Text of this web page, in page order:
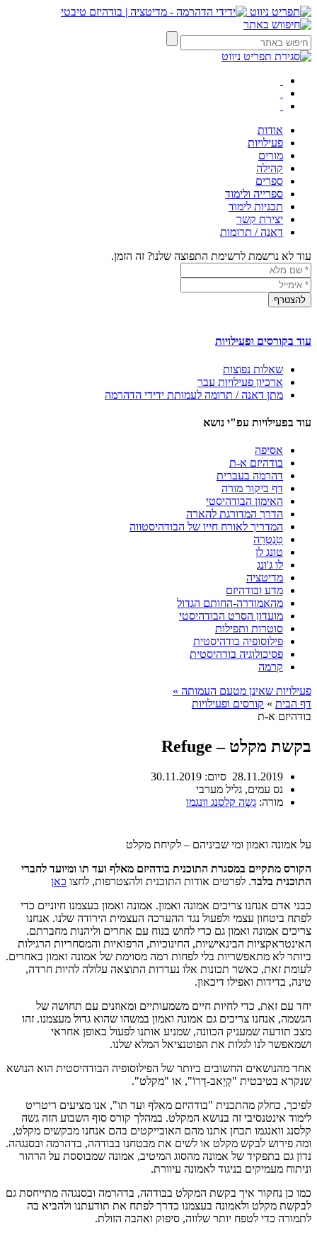
אודות
פעילויות
מורים
קהילה
ספרים
ספרייה ולימוד
תכניות לימוד
יצירת קשר
דאנה / תרומות
עוד לא נרשמת לרשימת התפוצה שלנו? זה הזמן.
עוד בקורסים ופעילויות
שאלות נפוצות
ארכיון פעילויות עבר
מתן דאנה / תרומה לעמותת ידידי הדהרמה
עוד בפעילויות עפ"י נושא
אסיפה
בודהיזם א-ת
דהרמה בעברית
דף ביקור מורה
האימון הבודהיסטי
הדרך המדורגת להארה
המדריך לאורח חייו של הבודהיסטווה
טַנְטְרָה
טונג לן
לו ג'ונג
מדיטציה
מדע ובודהיזם
מהאמודרה-החותם הגדול
מועדון הסרט הבודהיסטי
סוטרות ותפילות
פילוסופיה בודהיסטית
פסיכולוגיה בודהיסטית
קרמה
פעילויות שאינן מטעם העמותה »
דף הבית » קורסים ופעילויות
בודהיזם א-ת
בקשת מקלט – Refuge
28.11.2019 סיום: 30.11.2019
נס עמים, גליל מערבי
מורה: גֶשֶה קלסנג וונגמו
על אמונה ואמון ומי שביניהם – לקיחת מקלט
הקורס מתקיים במסגרת התוכנית בודהיזם מאלף ועד תו ומיועד לחברי
התוכנית בלבד. לפרטים אודות התוכנית ולהצטרפות, לחצו כאן
כבני אדם אנחנו צריכים אמונה ואמון. אמונה ואמון בעצמנו חיוניים כדי
לפתח ביטחון עצמי ולפעול נגד ההערכה העצמית הירודה שלנו. אנחנו
צריכים אמונה ואמון גם כדי לחוש בנוח עם אחרים וליהנות מחברתם.
האינטראקציות הבינאישיות, החינוכיות, הרפואיות והמסחריות הרגילות
ביותר לא מתאפשריות בלי לפחות רמה מסוימת של אמונה ואמון באחרים.
לעומת זאת, כאשר תכונות אלו נעדרות התוצאה עלולה להיות חרדה,
טינה, בדידות ואפילו דיכאון.
יחד עם זאת, כדי לחיות חיים משמעותיים ומאוזנים עם תחושה של
הגשמה, אנחנו צריכים גם אמונה ואמון במשהו שהוא גדול מעצמנו. זהו
מצב תודעה שמעניק הכוונה, שמניע אותנו לפעול באופן אחראי
ושמאפשר לנו לגלות את הפוטנציאל המלא שלנו.
אחד מהנושאים החשובים ביותר של הפילוסופיה הבודהיסטית הוא הנושא
שנקרא בטיבטית "קְיַאב-דְרוֹ", או "מקלט".
לפיכך, כחלק מהתכנית "בודהיזם מאלף ועד תו", אנו מציעים ריטריט
לימוד אינטנסיבי זה בנושא המקלט. במהלך קורס סוף השבוע הזה גשה
קלסנג וואנגמו תבחן אתנו מהם האובייקטים בהם אנחנו מבקשים מקלט,
ומה פירוש לבקש מקלט או לשים את מבטחנו בבודהה, בדהרמה ובסנגהה.
נדון גם בתפקיד של אמונה מהסוג המיטיב, אמונה שמבוססת על הרהור
וניתוח מעמיקים בניגוד לאמונה עיוורת.
כמו כן נחקור איך בקשת המקלט בבודהה, בדהרמה ובסנגהה מתייחסת גם
לבקשת מקלט ולאמונה בעצמנו כדרך לפתח את תודעתנו ולהביא בה
לתמורה כדי לטפח יותר שלווה, סיפוק ואהבה הזולת.